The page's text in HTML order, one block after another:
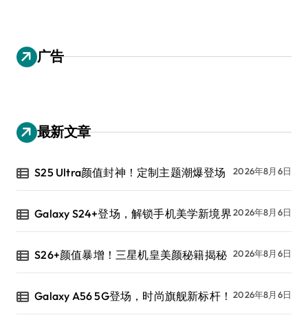
广告
最新文章
S25 Ultra颜值封神！定制主题潮爆登场 2026年8月6日
Galaxy S24+登场，解锁手机美学新境界2026年8月6日
S26+颜值暴增！三星机皇美颜秘籍揭秘 2026年8月6日
Galaxy A56 5G登场，时尚旗舰新标杆！ 2026年8月6日